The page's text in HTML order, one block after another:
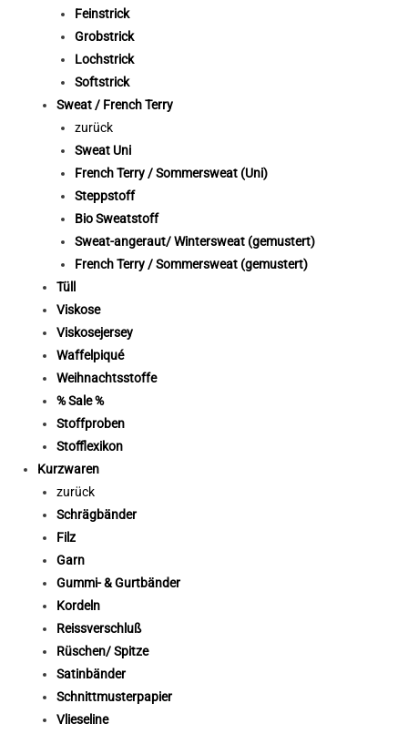
Feinstrick
Grobstrick
Lochstrick
Softstrick
Sweat / French Terry
zurück
Sweat Uni
French Terry / Sommersweat (Uni)
Steppstoff
Bio Sweatstoff
Sweat-angeraut/ Wintersweat (gemustert)
French Terry / Sommersweat (gemustert)
Tüll
Viskose
Viskosejersey
Waffelpiqué
Weihnachtsstoffe
% Sale %
Stoffproben
Stofflexikon
Kurzwaren
zurück
Schrägbänder
Filz
Garn
Gummi- & Gurtbänder
Kordeln
Reissverschluß
Rüschen/ Spitze
Satinbänder
Schnittmusterpapier
Vlieseline